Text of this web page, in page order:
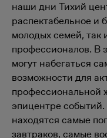
наши дни Тихий
распектабельное и
молодых семей, так
профессионалов. В
могут набегаться
возможности для
профессиональной
эпицентре
находятся самые
завтраков, самые